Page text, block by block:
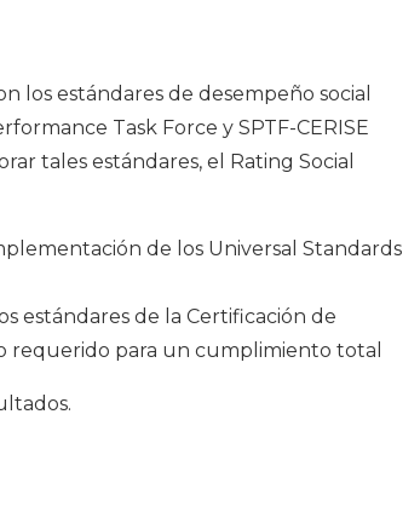
los estándares de desempeño social
Task Force y SPTF-CERISE
tales estándares, el Rating Social
de los Universal Standards
estándares de la Certificación de
requerido para un cumplimiento total